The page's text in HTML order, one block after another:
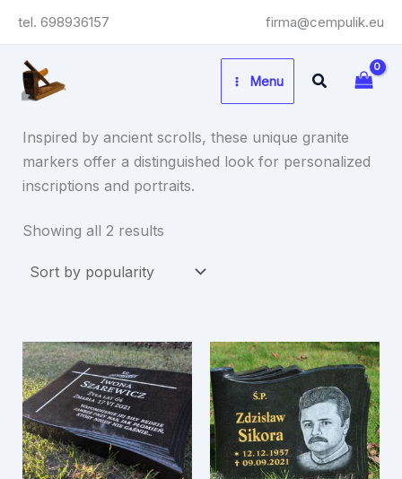
content
tel. 698936157 firma@cempulik.eu
Menu Search
Inspired by ancient scrolls, these unique granite
markers offer a distinguished look for personalized
inscriptions and portraits.
Showing all 2 resultsSorted